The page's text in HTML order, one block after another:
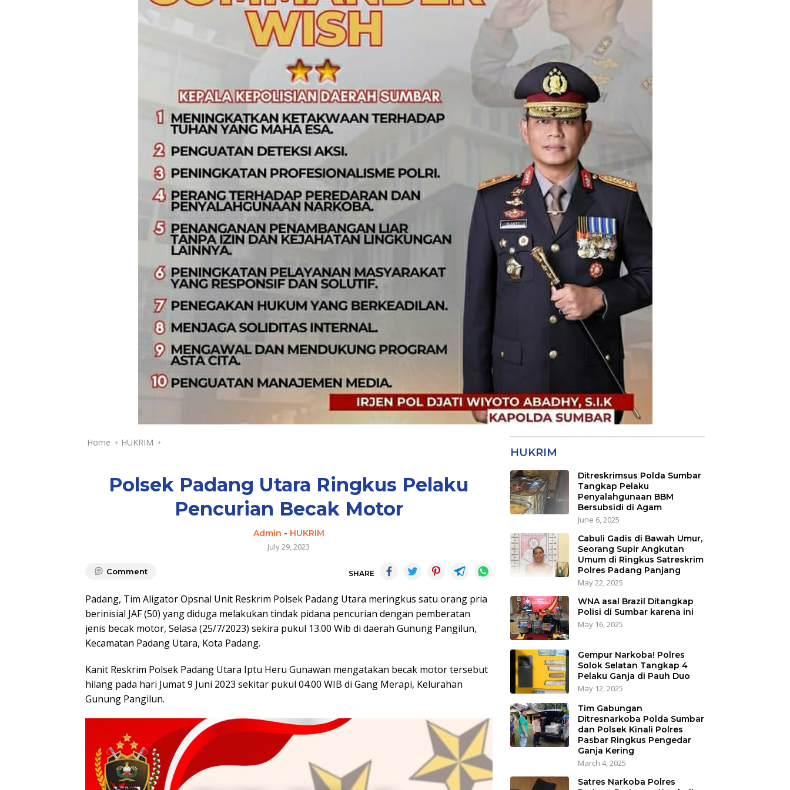
Home HUKRIM
Polsek Padang Utara Ringkus Pelaku
Pencurian Becak Motor
Admin - HUKRIM
July 29, 2023
Comment SHARE
Padang, Tim Aligator Opsnal Unit Reskrim Polsek Padang Utara meringkus satu orang pria
berinisial JAF (50) yang diduga melakukan tindak pidana pencurian dengan pemberatan
jenis becak motor, Selasa (25/7/2023) sekira pukul 13.00 Wib di daerah Gunung Pangilun,
Kecamatan Padang Utara, Kota Padang.
Kanit Reskrim Polsek Padang Utara Iptu Heru Gunawan mengatakan becak motor tersebut
hilang pada hari Jumat 9 Juni 2023 sekitar pukul 04.00 WIB di Gang Merapi, Kelurahan
Gunung Pangilun.
HUKRIM
Ditreskrimsus Polda Sumbar
Tangkap Pelaku
Penyalahgunaan BBM
Bersubsidi di Agam
June 6, 2025
Cabuli Gadis di Bawah Umur,
Seorang Supir Angkutan
Umum di Ringkus Satreskrim
Polres Padang Panjang
May 22, 2025
WNA asal Brazil Ditangkap
Polisi di Sumbar karena ini
May 16, 2025
Gempur Narkoba! Polres
Solok Selatan Tangkap 4
Pelaku Ganja di Pauh Duo
May 12, 2025
Tim Gabungan
Ditresnarkoba Polda Sumbar
dan Polsek Kinali Polres
Pasbar Ringkus Pengedar
Ganja Kering
March 4, 2025
Satres Narkoba Polres